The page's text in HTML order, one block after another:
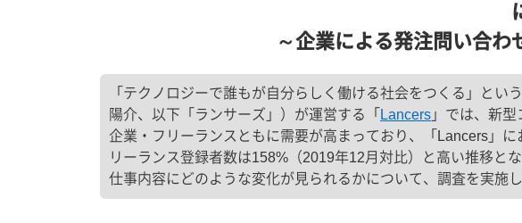
～企業による発注問い合わ
「テクノロジーで誰もが自分らしく働ける社会をつくる」と
陽介、以下「ランサーズ」）が運営する「 Lancers 」では、新
企業・フリーランスともに需要が高まっており、「Lancers」
リーランス登録者数は158%（2019年12月対比）と高い推移と
仕事内容にどのような変化が見られるかについて、調査を実施